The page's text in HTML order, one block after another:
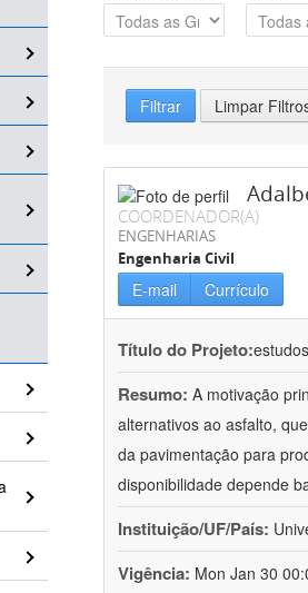
Filtrar Limpar
COORDENADOR(A)
ENGENHARIAS
Engenharia Civil
E-mail Currículo
Título do Projeto:
Resumo: A motivação
alternativos ao asfalto,
da pavimentação para
disponibilidade depende
Instituição/UF/País:
Vigência: Mon Jan 30